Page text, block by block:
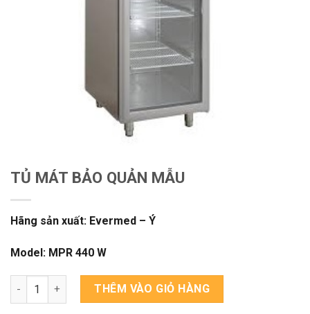
TỦ MÁT BẢO QUẢN MẪU
Hãng sản xuất: Evermed – Ý
Model: MPR 440 W
TỦ MÁT BẢO QUẢN MẪU số lượng
THÊM VÀO GIỎ HÀNG